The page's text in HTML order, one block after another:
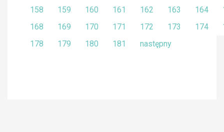
158
159 160 161 162 163 164
168
169 170 171 172 173 174
178
179 180 181 następny